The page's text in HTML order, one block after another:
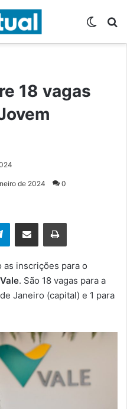
18 vagas
de 2024 0
Telegram
as inscrições para o
Vale. São 18 vagas para a
Janeiro (capital) e 1 para